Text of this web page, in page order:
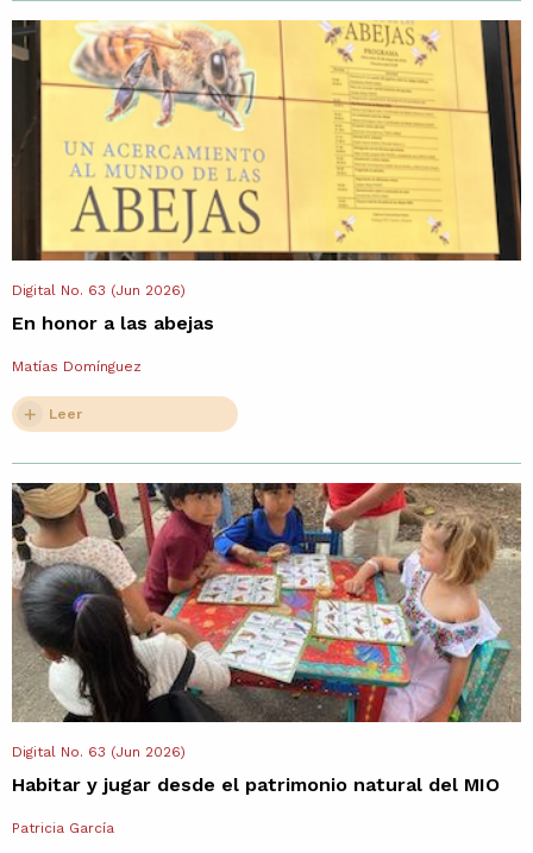
Digital No. 63 (Jun 2026)
En honor a las abejas
Matías Domínguez
Leer
Digital No. 63 (Jun 2026)
Habitar y jugar desde el patrimonio natural del MIO
Patricia García